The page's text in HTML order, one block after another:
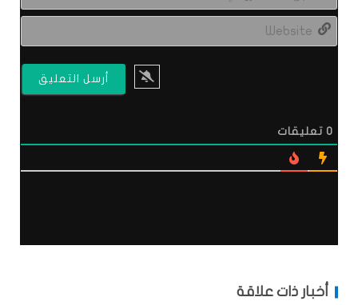
0 تعليقات
أخبار ذات علاقة